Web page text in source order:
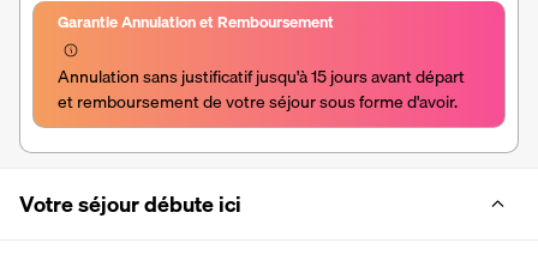
Garantie Annulation et Remboursement
Annulation sans justificatif jusqu'à 15 jours avant départ
et remboursement de votre séjour sous forme d'avoir.
Votre séjour débute ici